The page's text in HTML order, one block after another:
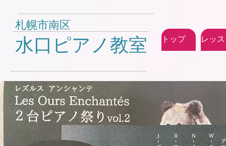
札幌市南区
水口ピアノ教室 トップ レッ